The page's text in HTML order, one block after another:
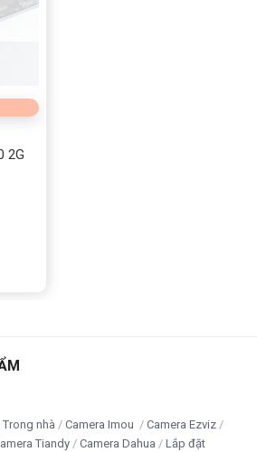
2G
Trong nhà Camera Imou
Camera Ezviz
Tiandy Camera Dahua
Lắp đặt